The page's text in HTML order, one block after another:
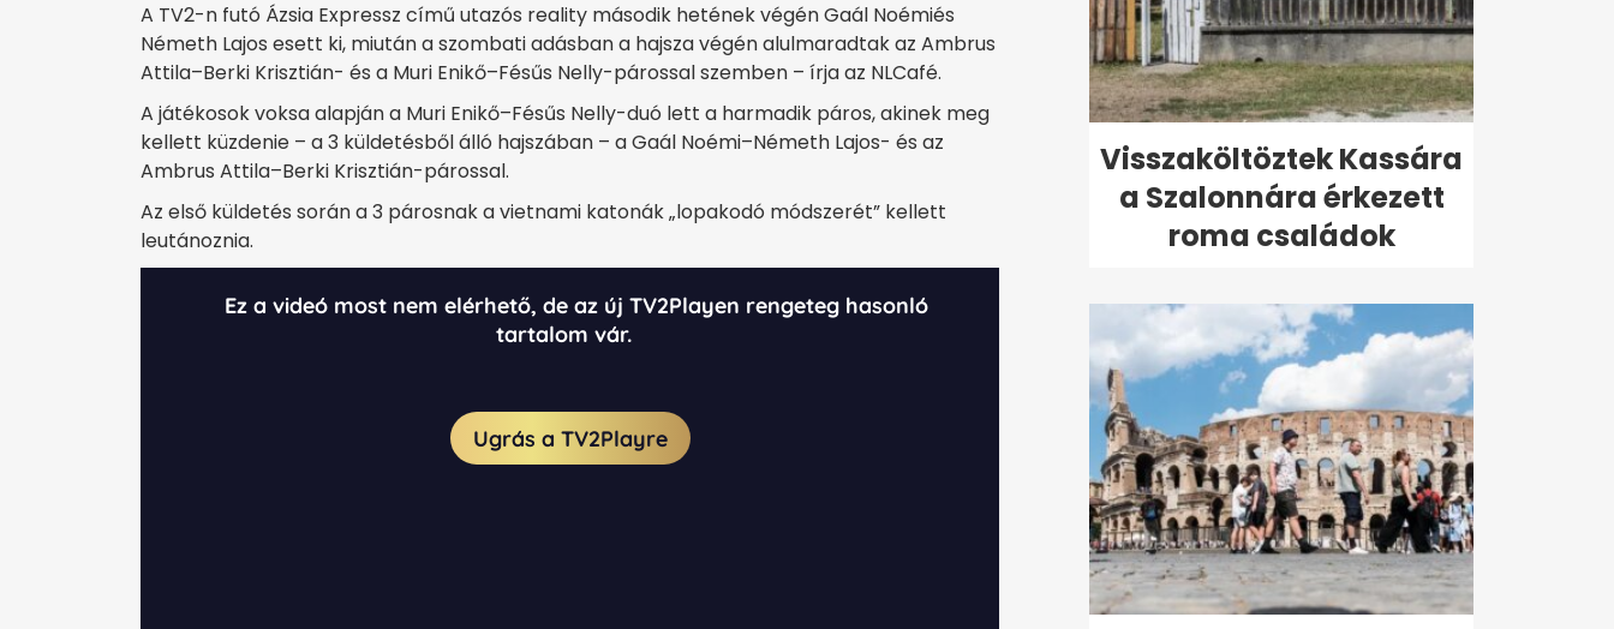
A TV2-n futó Ázsia Expressz című utazós reality második hetének végén Gaál Noémiés
Németh Lajos esett ki, miután a szombati adásban a hajsza végén alulmaradtak az Ambrus
Attila–Berki Krisztián- és a Muri Enikő–Fésűs Nelly-párossal szemben – írja az NLCafé.
A játékosok voksa alapján a Muri Enikő–Fésűs Nelly-duó lett a harmadik páros, akinek meg
kellett küzdenie – a 3 küldetésből álló hajszában – a Gaál Noémi–Németh Lajos- és az
Ambrus Attila–Berki Krisztián-párossal.
Az első küldetés során a 3 párosnak a vietnami katonák „lopakodó módszerét” kellett
leutánoznia.
Visszaköltöztek Kassára
a Szalonnára érkezett
roma családok